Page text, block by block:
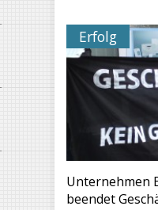
Erfolg
Unternehmen
beendet